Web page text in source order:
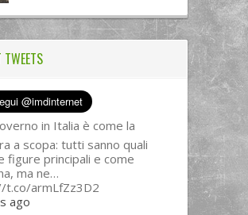
TWEETS
in Italia è come la
a scopa: tutti sanno quali
figure principali e come
ma ne…
t.co/armLfZz3D2
ago